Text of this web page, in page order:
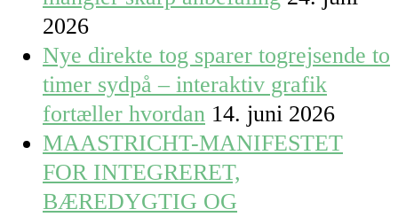
2026
Nye direkte tog sparer togrejsende to
timer sydpå – interaktiv grafik
fortæller hvordan 14. juni 2026
MAASTRICHT-MANIFESTET
FOR INTEGRERET,
BÆREDYGTIG OG